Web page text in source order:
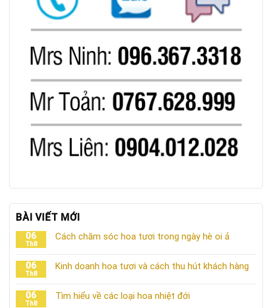
BÀI VIẾT MỚI
06
Th8
Cách chăm sóc hoa tươi trong ngày hè oi ả
06
Th8
Kinh doanh hoa tươi và cách thu hút khách hàng
06
Th8
Tìm hiểu về các loại hoa nhiệt đới